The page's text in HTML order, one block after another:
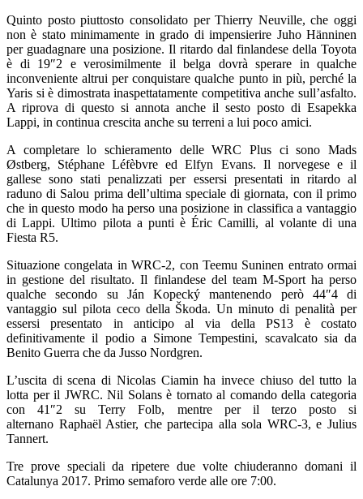
Quinto posto piuttosto consolidato per Thierry Neuville, che oggi
non è stato minimamente in grado di impensierire Juho Hänninen
per guadagnare una posizione. Il ritardo dal finlandese della Toyota
è di 19″2 e verosimilmente il belga dovrà sperare in qualche
inconveniente altrui per conquistare qualche punto in più, perché la
Yaris si è dimostrata inaspettatamente competitiva anche sull’asfalto.
A riprova di questo si annota anche il sesto posto di Esapekka
Lappi, in continua crescita anche su terreni a lui poco amici.
A completare lo schieramento delle WRC Plus ci sono Mads
Østberg, Stéphane Léfèbvre ed Elfyn Evans. Il norvegese e il
gallese sono stati penalizzati per essersi presentati in ritardo al
raduno di Salou prima dell’ultima speciale di giornata, con il primo
che in questo modo ha perso una posizione in classifica a vantaggio
di Lappi. Ultimo pilota a punti è Éric Camilli, al volante di una
Fiesta R5.
Situazione congelata in WRC-2, con Teemu Suninen entrato ormai
in gestione del risultato. Il finlandese del team M-Sport ha perso
qualche secondo su Ján Kopecký mantenendo però 44″4 di
vantaggio sul pilota ceco della Škoda. Un minuto di penalità per
essersi presentato in anticipo al via della PS13 è costato
definitivamente il podio a Simone Tempestini, scavalcato sia da
Benito Guerra che da Jusso Nordgren.
L’uscita di scena di Nicolas Ciamin ha invece chiuso del tutto la
lotta per il JWRC. Nil Solans è tornato al comando della categoria
con 41″2 su Terry Folb, mentre per il terzo posto si
alternano Raphaël Astier, che partecipa alla sola WRC-3, e Julius
Tannert.
Tre prove speciali da ripetere due volte chiuderanno domani il
Catalunya 2017. Primo semaforo verde alle ore 7:00.